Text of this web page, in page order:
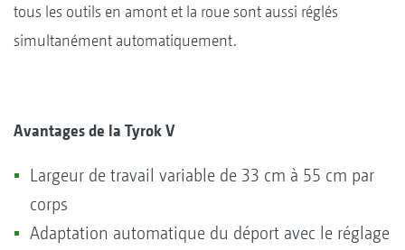
tous les outils en amont et la roue sont aussi réglés
simultanément automatiquement.
Avantages de la Tyrok V
Largeur de travail variable de 33 cm à 55 cm par
corps
Adaptation automatique du déport avec le réglage